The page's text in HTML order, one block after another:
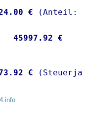
€
45997.92 €
€